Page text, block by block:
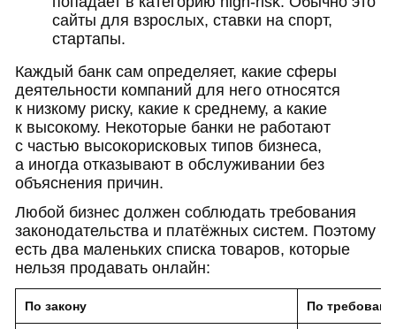
сайты для взрослых, ставки на спорт,
стартапы.
Каждый банк сам определяет, какие сферы
деятельности компаний для него относятся
к низкому риску, какие к среднему, а какие
к высокому. Некоторые банки не работают
с частью высокорисковых типов бизнеса,
а иногда отказывают в обслуживании без
объяснения причин.
Любой бизнес должен соблюдать требования
законодательства и платёжных систем. Поэтому
есть два маленьких списка товаров, которые
нельзя продавать онлайн:
По закону По